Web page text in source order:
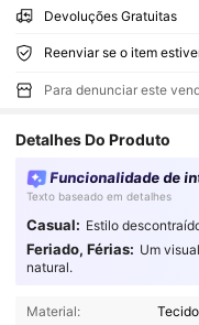
Devoluções Gratuitas
Para denunciar este
Detalhes Do Produto
Funcionalidade de
Texto baseado em detalhes
Casual: Estilo
Feriado, Férias: Um
natural.
Material: